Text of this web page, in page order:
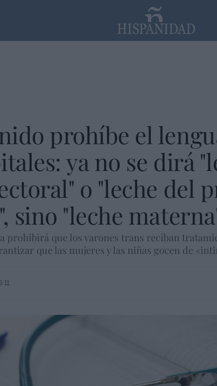
prohíbe el
ya no se dirá
o "leche del
sino "leche
prohibirá que los varones trans reciban
que las mujeres y las niñas gocen de